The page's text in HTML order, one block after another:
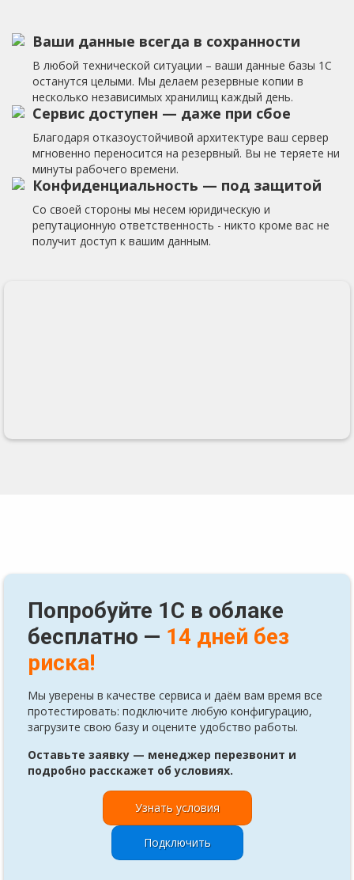
Ваши данные всегда в сохранности
В любой технической ситуации – ваши данные базы 1С
останутся целыми. Мы делаем резервные копии в
несколько независимых хранилищ каждый день.
Сервис доступен — даже при сбое
Благодаря отказоустойчивой архитектуре ваш сервер
мгновенно переносится на резервный. Вы не теряете ни
минуты рабочего времени.
Конфиденциальность — под защитой
Со своей стороны мы несем юридическую и
репутационную ответственность - никто кроме вас не
получит доступ к вашим данным.
Попробуйте 1С в облаке
бесплатно — 14 дней без
риска!
Мы уверены в качестве сервиса и даём вам время все
протестировать: подключите любую конфигурацию,
загрузите свою базу и оцените удобство работы.
Оставьте заявку — менеджер перезвонит и
подробно расскажет об условиях.
Узнать условия
Подключить